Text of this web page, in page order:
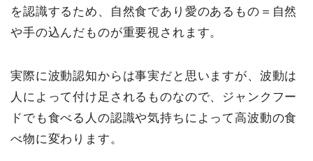
を認識するため、自然食であり愛のあるもの＝自然
や手の込んだものが重要視されます。
実際に波動認知からは事実だと思いますが、波動は
人によって付け足されるものなので、ジャンクフー
ドでも食べる人の認識や気持ちによって高波動の食
べ物に変わります。